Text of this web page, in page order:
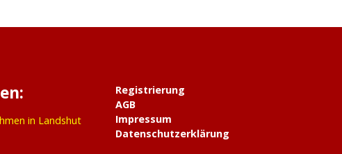
in Landshut
Registrierung
AGB
Impressum
Datenschutzerklärung